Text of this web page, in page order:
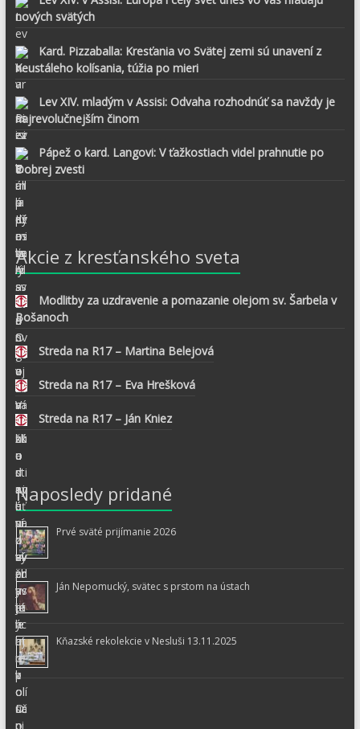
nových svätých
Kard. Pizzaballa: Kresťania vo Svätej zemi sú unavení z
neustáleho kolísania, túžia po mieri
Lev XIV. mladým v Assisi: Odvaha rozhodnúť sa navždy je
najrevolučnejším činom
Pápež o kard. Langovi: V ťažkostiach videl prahnutie po
Dobrej zvesti
Akcie z kresťanského sveta
Modlitby za uzdravenie a pomazanie olejom sv. Šarbela v
Bošanoch
Streda na R17 – Martina Belejová
Streda na R17 – Eva Hrešková
Streda na R17 – Ján Kniez
Naposledy pridané
Prvé sväté prijímanie 2026
Ján Nepomucký, svätec s prstom na ústach
Kňazské rekolekcie v Nesluši 13.11.2025